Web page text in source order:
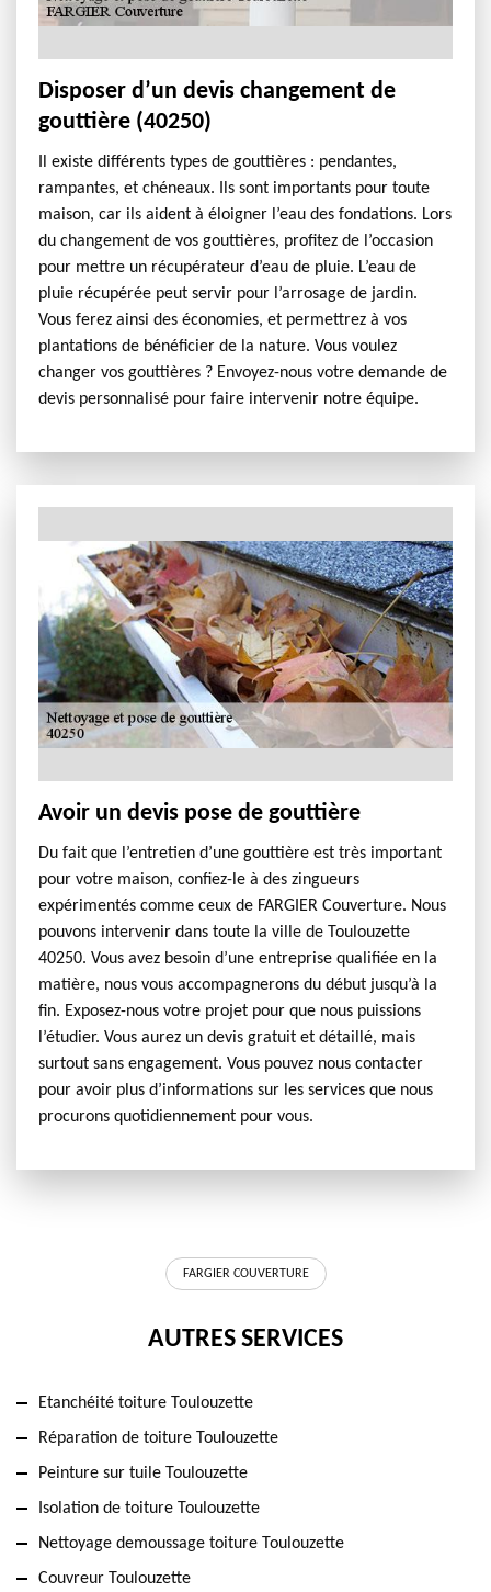
Disposer d’un devis changement de
gouttière (40250)
Il existe différents types de gouttières : pendantes,
rampantes, et chéneaux. Ils sont importants pour toute
maison, car ils aident à éloigner l’eau des fondations. Lors
du changement de vos gouttières, profitez de l’occasion
pour mettre un récupérateur d’eau de pluie. L’eau de
pluie récupérée peut servir pour l’arrosage de jardin.
Vous ferez ainsi des économies, et permettrez à vos
plantations de bénéficier de la nature. Vous voulez
changer vos gouttières ? Envoyez-nous votre demande de
devis personnalisé pour faire intervenir notre équipe.
Avoir un devis pose de gouttière
Du fait que l’entretien d’une gouttière est très important
pour votre maison, confiez-le à des zingueurs
expérimentés comme ceux de FARGIER Couverture. Nous
pouvons intervenir dans toute la ville de Toulouzette
40250. Vous avez besoin d’une entreprise qualifiée en la
matière, nous vous accompagnerons du début jusqu’à la
fin. Exposez-nous votre projet pour que nous puissions
l’étudier. Vous aurez un devis gratuit et détaillé, mais
surtout sans engagement. Vous pouvez nous contacter
pour avoir plus d’informations sur les services que nous
procurons quotidiennement pour vous.
FARGIER COUVERTURE
AUTRES SERVICES
Etanchéité toiture Toulouzette
Réparation de toiture Toulouzette
Peinture sur tuile Toulouzette
Isolation de toiture Toulouzette
Nettoyage demoussage toiture Toulouzette
Couvreur Toulouzette